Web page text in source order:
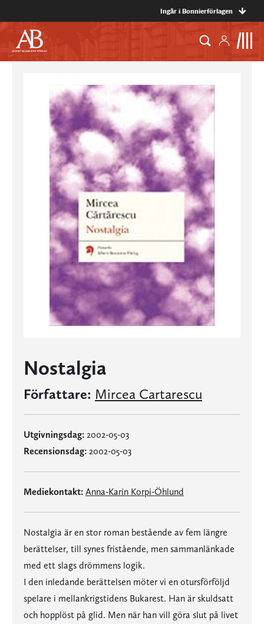
Ingår i Bonnierförlagen
Nostalgia
Författare: Mircea Cartarescu
Utgivningsdag: 2002-05-03
Recensionsdag: 2002-05-03
Mediekontakt: Anna-Karin Korpi-Öhlund
Nostalgia är en stor roman bestående av fem längre
berättelser, till synes fristående, men sammanlänkade
med ett slags drömmens logik.
I den inledande berättelsen möter vi en otursförföljd
spelare i mellankrigstidens Bukarest. Han är skuldsatt
och hopplöst på glid. Men när han vill göra slut på livet